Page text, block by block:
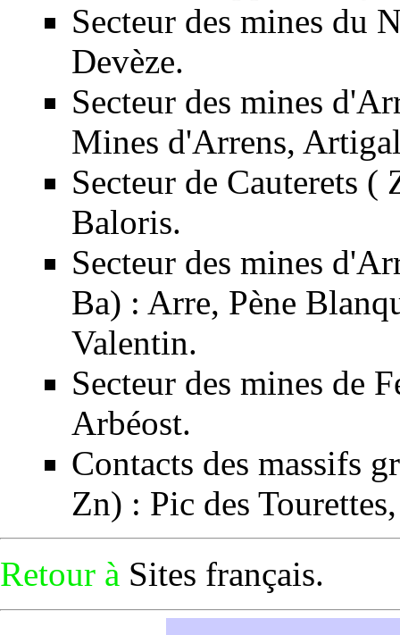
Secteur des mines du
Devèze.
Secteur des mines
Mines d'Arrens,
Secteur de Cauterets
Baloris.
Secteur des mines
Ba) : Arre, Pène
Valentin.
Secteur des mines de
Arbéost.
Contacts des massifs
Zn) : Pic des
Retour à Sites français.